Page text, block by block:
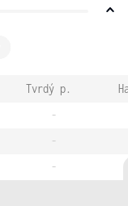
Tvrdý p.
-
-
-